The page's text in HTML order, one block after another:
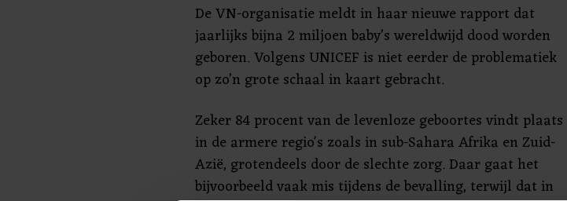
De VN-organisatie meldt in haar nieuwe rapport dat
jaarlijks bijna 2 miljoen baby’s wereldwijd dood worden
geboren. Volgens UNICEF is niet eerder de problematiek
op zo’n grote schaal in kaart gebracht.
Zeker 84 procent van de levenloze geboortes vindt plaats
in de armere regio's zoals in sub-Sahara Afrika en Zuid-
Azië, grotendeels door de slechte zorg. Daar gaat het
bijvoorbeeld vaak mis tijdens de bevalling, terwijl dat in